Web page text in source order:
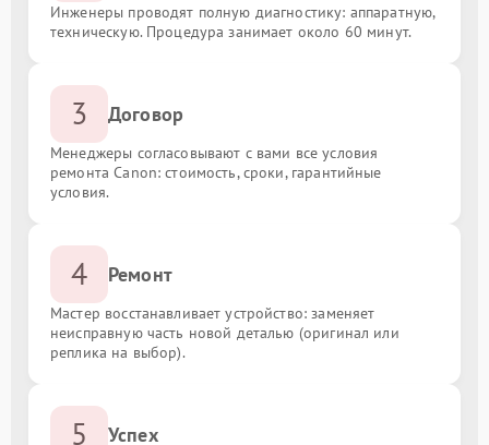
Инженеры проводят полную диагностику: аппаратную,
техническую. Процедура занимает около 60 минут.
3 Договор
Менеджеры согласовывают с вами все условия
ремонта Canon: стоимость, сроки, гарантийные
условия.
4 Ремонт
Мастер восстанавливает устройство: заменяет
неисправную часть новой деталью (оригинал или
реплика на выбор).
5 Успех